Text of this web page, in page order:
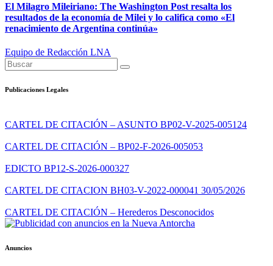
El Milagro Mileiriano: The Washington Post resalta los
resultados de la economía de Milei y lo califica como «El
renacimiento de Argentina continúa»
Equipo de Redacción LNA
Publicaciones Legales
CARTEL DE CITACIÓN – ASUNTO BP02-V-2025-005124
CARTEL DE CITACIÓN – BP02-F-2026-005053
EDICTO BP12-S-2026-000327
CARTEL DE CITACION BH03-V-2022-000041 30/05/2026
CARTEL DE CITACIÓN – Herederos Desconocidos
Anuncios